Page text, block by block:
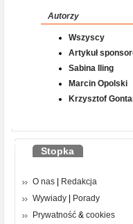
Autorzy
Wszyscy
Artykuł
Sabina Iling
Marcin Opolski
Krzysztof
Stopka
O nas
Redakcja
Wywiady
Porady
Prywatność & cookies